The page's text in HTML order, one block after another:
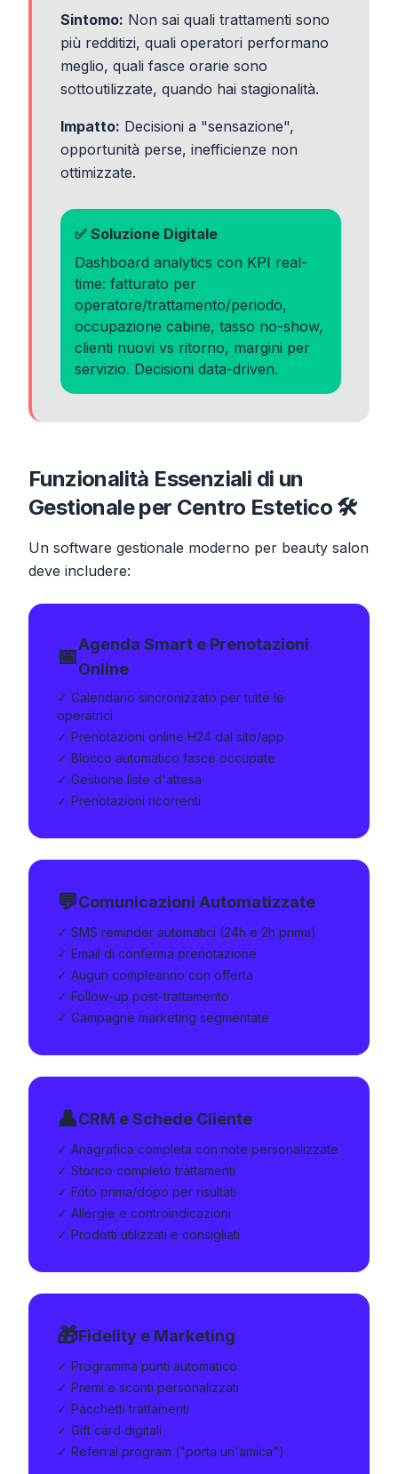
Sintomo: Non sai quali trattamenti sono
più redditizi, quali operatori performano
meglio, quali fasce orarie sono
sottoutilizzate, quando hai stagionalità.
Impatto: Decisioni a "sensazione",
opportunità perse, inefficienze non
ottimizzate.
✅ Soluzione Digitale
Dashboard analytics con KPI real-
time: fatturato per
operatore/trattamento/periodo,
occupazione cabine, tasso no-show,
clienti nuovi vs ritorno, margini per
servizio. Decisioni data-driven.
Funzionalità Essenziali di un
Gestionale per Centro Estetico 🛠️
Un software gestionale moderno per beauty salon
deve includere:
📅Agenda Smart e Prenotazioni
Online
✓ Calendario sincronizzato per tutte le
operatrici
✓ Prenotazioni online H24 dal sito/app
✓ Blocco automatico fasce occupate
✓ Gestione liste d'attesa
✓ Prenotazioni ricorrenti
💬Comunicazioni Automatizzate
✓ SMS reminder automatici (24h e 2h prima)
✓ Email di conferma prenotazione
✓ Auguri compleanno con offerta
✓ Follow-up post-trattamento
✓ Campagne marketing segmentate
👤CRM e Schede Cliente
✓ Anagrafica completa con note personalizzate
✓ Storico completo trattamenti
✓ Foto prima/dopo per risultati
✓ Allergie e controindicazioni
✓ Prodotti utilizzati e consigliati
🎁Fidelity e Marketing
✓ Programma punti automatico
✓ Premi e sconti personalizzati
✓ Pacchetti trattamenti
✓ Gift card digitali
✓ Referral program ("porta un'amica")